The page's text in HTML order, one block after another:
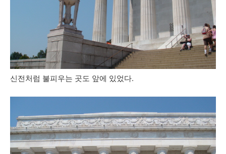
신전처럼 불피우는 곳도 앞에 있었다.